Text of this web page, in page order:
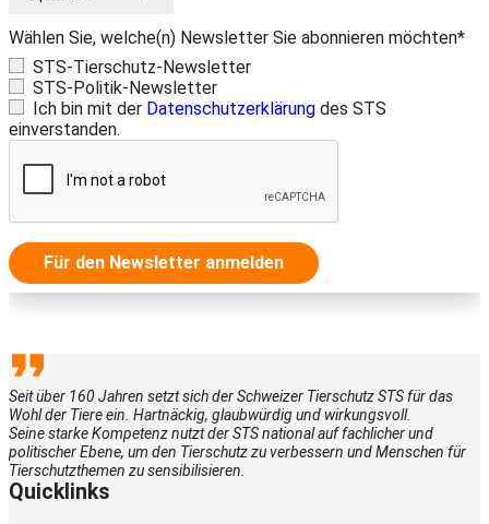
Wählen Sie, welche(n) Newsletter Sie abonnieren möchten*
STS-Tierschutz-Newsletter
STS-Politik-Newsletter
Ich bin mit der Datenschutzerklärung des STS
einverstanden.
Für den Newsletter anmelden
Seit über 160 Jahren setzt sich der Schweizer Tierschutz STS für das
Wohl der Tiere ein. Hartnäckig, glaubwürdig und wirkungsvoll.
Seine starke Kompetenz nutzt der STS national auf fachlicher und
politischer Ebene, um den Tierschutz zu verbessern und Menschen für
Tierschutzthemen zu sensibilisieren.
Quicklinks